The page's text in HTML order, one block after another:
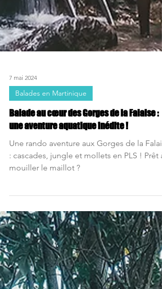
7 mai 2024
Balades en Martinique
Balade au cœur des Gorges de la Falaise :
une aventure aquatique inédite !
Une rando aventure aux Gorges de la